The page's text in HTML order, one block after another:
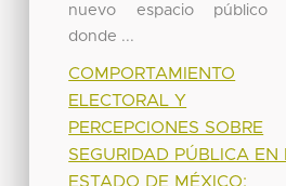
nuevo espacio público
donde ...
COMPORTAMIENTO
ELECTORAL Y
PERCEPCIONES SOBRE
SEGURIDAD PÚBLICA EN
ESTADO DE MÉXICO: